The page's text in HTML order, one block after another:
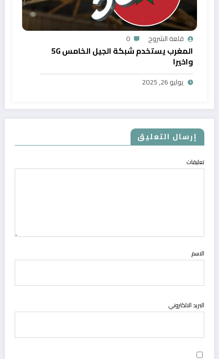
قلعة الشروح 0
المغرب يستخدم شبكة الجيل الخامس 5G
واخيرا
يوليو 26, 2025
إرسال التعليق
تعليقات
الاسم
البريد الالكتروني